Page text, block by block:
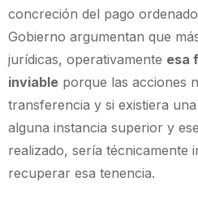
concreción del pago
Gobierno argumentan que
jurídicas, operativamente esa
inviable porque las acciones
transferencia y si existiera
alguna instancia superior y
realizado, sería técnicamente
recuperar esa tenencia.